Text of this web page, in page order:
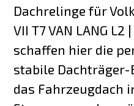
Dachrelinge für
VII T7 VAN LANG
schaffen hier die
stabile
das Fahrzeugdach